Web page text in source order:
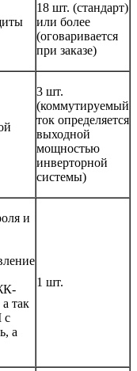
18 шт. (стандарт)
или более
(оговаривается
при заказе)
3 шт.
(коммутируемый
ток определяется
выходной
мощностью
инверторной
системы)
и
так
с
а
1 шт.